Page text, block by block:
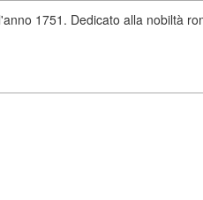
1751. Dedicato alla nobiltà